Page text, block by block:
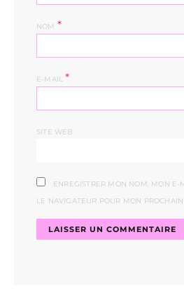
NOM *
E-MAIL*
SITE WEB
ENREGISTRER MON NOM, MON E-
LE NAVIGATEUR POUR MON